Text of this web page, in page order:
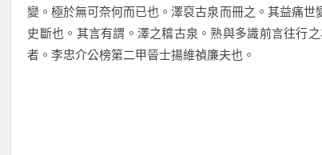
變。極於無可奈何而已也。澤裒古泉而冊之。其益痛
史斷也。其言有謂。澤之稽古泉。熟與多識前言往行
者。李忠介公榜第二甲晉士揚維禎廉夫也。